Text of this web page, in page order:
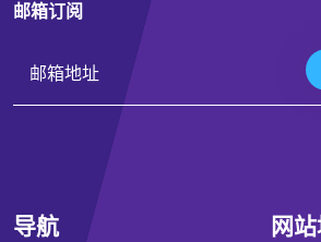
邮箱订阅
导航 网